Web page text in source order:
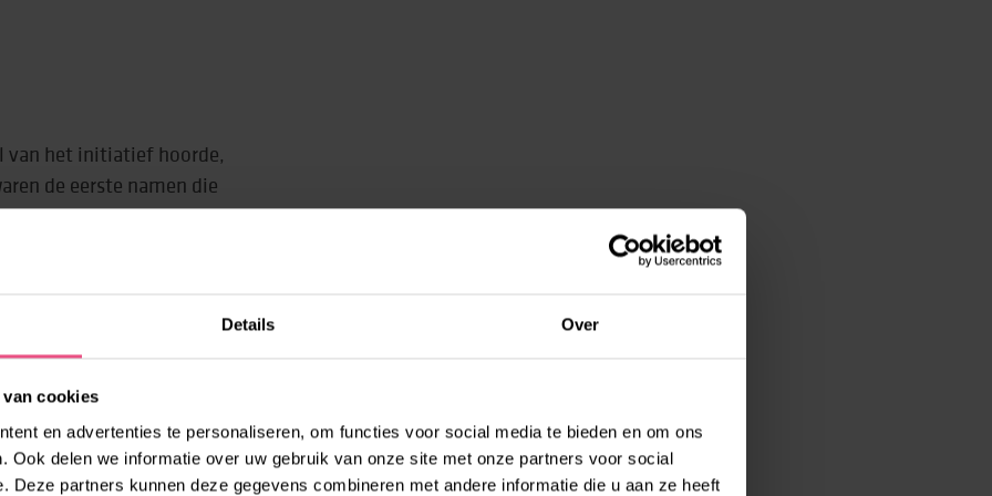
Details Over
van cookies
en advertenties te personaliseren, om functies voor social media te bieden en om ons
Ook delen we informatie over uw gebruik van onze site met onze partners voor social
Deze partners kunnen deze gegevens combineren met andere informatie die u aan ze heeft
van het initiatief hoorde,
de eerste namen die
enthousiast. Nog
al een goed
er zijn baan voor
Hier zat een
al. De groei van de
gewaardeerd en
Dat ervoeren
al wat minder goede
moeilijk om met veel